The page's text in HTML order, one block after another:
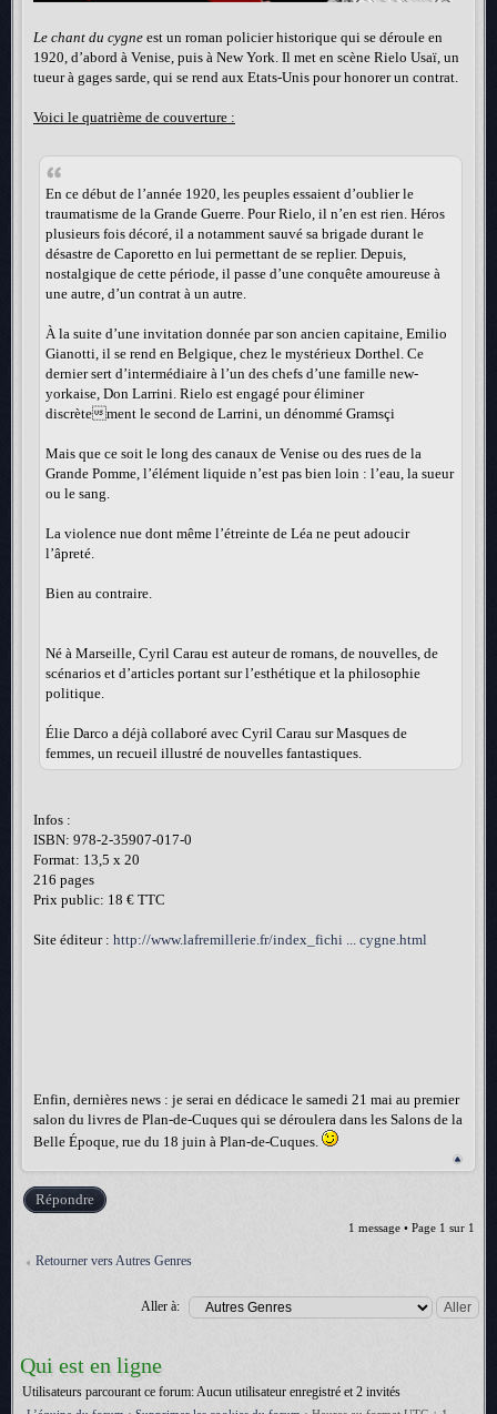
Le chant du cygne est un roman policier historique qui se déroule en
1920, d’abord à Venise, puis à New York. Il met en scène Rielo Usaï, un
tueur à gages sarde, qui se rend aux Etats-Unis pour honorer un contrat.
Voici le quatrième de couverture :
En ce début de l’année 1920, les peuples essaient d’oublier le
traumatisme de la Grande Guerre. Pour Rielo, il n’en est rien. Héros
plusieurs fois décoré, il a notamment sauvé sa brigade durant le
désastre de Caporetto en lui permettant de se replier. Depuis,
nostalgique de cette période, il passe d’une conquête amoureuse à
une autre, d’un contrat à un autre.
À la suite d’une invitation donnée par son ancien capitaine, Emilio
Gianotti, il se rend en Belgique, chez le mystérieux Dorthel. Ce
dernier sert d’intermédiaire à l’un des chefs d’une famille new-
yorkaise, Don Larrini. Rielo est engagé pour éliminer
discrètement le second de Larrini, un dénommé Gramsçi
Mais que ce soit le long des canaux de Venise ou des rues de la
Grande Pomme, l’élément liquide n’est pas bien loin : l’eau, la sueur
ou le sang.
La violence nue dont même l’étreinte de Léa ne peut adoucir
l’âpreté.
Bien au contraire.
Né à Marseille, Cyril Carau est auteur de romans, de nouvelles, de
scénarios et d’articles portant sur l’esthétique et la philosophie
politique.
Élie Darco a déjà collaboré avec Cyril Carau sur Masques de
femmes, un recueil illustré de nouvelles fantastiques.
Infos :
ISBN: 978-2-35907-017-0
Format: 13,5 x 20
216 pages
Prix public: 18 € TTC
Site éditeur : http://www.lafremillerie.fr/index_fichi ... cygne.html
Enfin, dernières news : je serai en dédicace le samedi 21 mai au premier
salon du livres de Plan-de-Cuques qui se déroulera dans les Salons de la
Belle Époque, rue du 18 juin à Plan-de-Cuques.
Répondre
1 message • Page 1 sur 1
Retourner vers Autres Genres
Aller à:
Qui est en ligne
Utilisateurs parcourant ce forum: Aucun utilisateur enregistré et 2 invités